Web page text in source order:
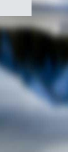
du
Canada